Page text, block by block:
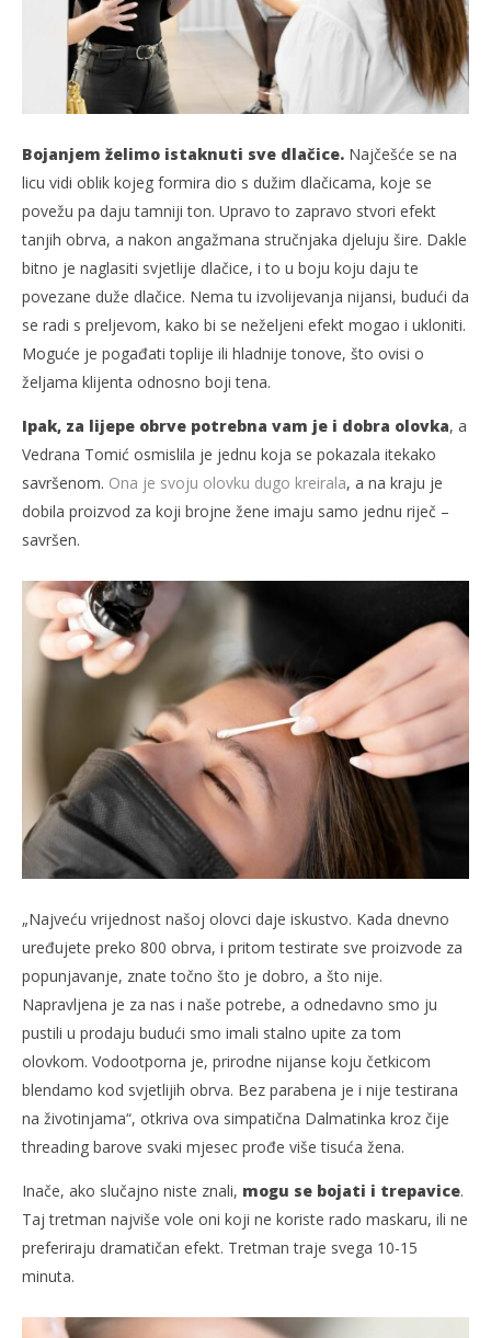
Bojanjem želimo istaknuti sve dlačice. Najčešće se na
licu vidi oblik kojeg formira dio s dužim dlačicama, koje se
povežu pa daju tamniji ton. Upravo to zapravo stvori efekt
tanjih obrva, a nakon angažmana stručnjaka djeluju šire. Dakle
bitno je naglasiti svjetlije dlačice, i to u boju koju daju te
povezane duže dlačice. Nema tu izvolijevanja nijansi, budući da
se radi s preljevom, kako bi se neželjeni efekt mogao i ukloniti.
Moguće je pogađati toplije ili hladnije tonove, što ovisi o
željama klijenta odnosno boji tena.
Ipak, za lijepe obrve potrebna vam je i dobra olovka, a
Vedrana Tomić osmislila je jednu koja se pokazala itekako
savršenom. Ona je svoju olovku dugo kreirala, a na kraju je
dobila proizvod za koji brojne žene imaju samo jednu riječ –
savršen.
„Najveću vrijednost našoj olovci daje iskustvo. Kada dnevno
uređujete preko 800 obrva, i pritom testirate sve proizvode za
popunjavanje, znate točno što je dobro, a što nije.
Napravljena je za nas i naše potrebe, a odnedavno smo ju
pustili u prodaju budući smo imali stalno upite za tom
olovkom. Vodootporna je, prirodne nijanse koju četkicom
blendamo kod svjetlijih obrva. Bez parabena je i nije testirana
na životinjama“, otkriva ova simpatična Dalmatinka kroz čije
threading barove svaki mjesec prođe više tisuća žena.
Inače, ako slučajno niste znali, mogu se bojati i trepavice.
Taj tretman najviše vole oni koji ne koriste rado maskaru, ili ne
preferiraju dramatičan efekt. Tretman traje svega 10-15
minuta.